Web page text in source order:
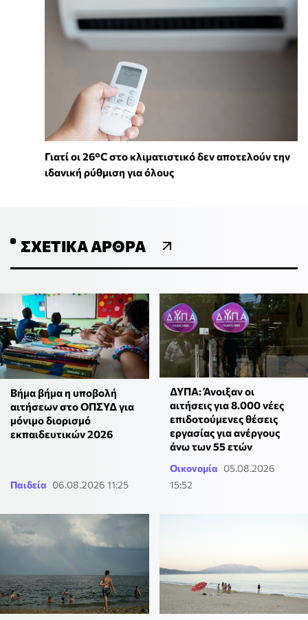
Γιατί οι 26°C στο κλιματιστικό δεν αποτελούν την
ιδανική ρύθμιση για όλους
ΣΧΕΤΙΚΆ ΆΡΘΡΑ
Βήμα βήμα η υποβολή
αιτήσεων στο ΟΠΣΥΔ για
μόνιμο διορισμό
εκπαιδευτικών 2026
Παιδεία 06.08.2026 11:25
ΔΥΠΑ: Άνοιξαν οι
αιτήσεις για 8.000 νέες
επιδοτούμενες θέσεις
εργασίας για ανέργους
άνω των 55 ετών
Οικονομία 05.08.2026
15:52